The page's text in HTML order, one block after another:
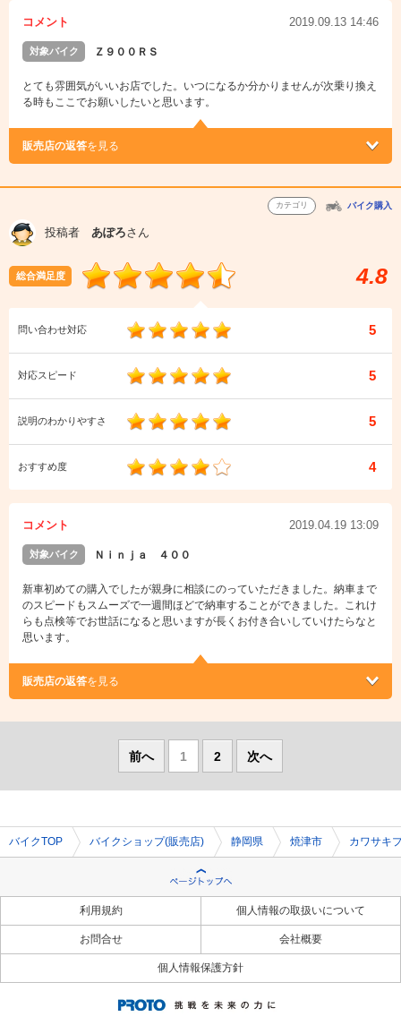
コメント 2019.09.13 14:46
対象バイク Ｚ９００ＲＳ
とても雰囲気がいいお店でした。いつになるか分かりませんが次乗り換え
る時もここでお願いしたいと思います。
販売店の返答を見る
カテゴリ バイク購入
投稿者 あぽろさん
総合満足度 4.8
問い合わせ対応 5
対応スピード 5
説明のわかりやすさ 5
おすすめ度 4
コメント 2019.04.19 13:09
対象バイク Ｎｉｎｊａ ４００
新車初めての購入でしたが親身に相談にのっていただきました。納車まで
のスピードもスムーズで一週間ほどで納車することができました。これけ
らも点検等でお世話になると思いますが長くお付き合いしていけたらなと
思います。
販売店の返答を見る
前へ 1 2 次へ
バイクTOP バイクショップ(販売店) 静岡県 焼津市 カワサキ
利用規約 個人情報の取扱いについて
お問合せ 会社概要
個人情報保護方針